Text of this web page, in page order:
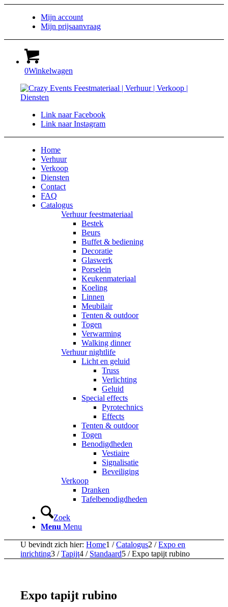
Mijn account
Mijn prijsaanvraag
0Winkelwagen
Link naar Facebook
Link naar Instagram
Home
Verhuur
Verkoop
Diensten
Contact
FAQ
Catalogus
Verhuur feestmateriaal
Bestek
Beurs
Buffet & bediening
Decoratie
Glaswerk
Porselein
Keukenmateriaal
Koeling
Linnen
Meubilair
Tenten & outdoor
Togen
Verwarming
Walking dinner
Verhuur nightlife
Licht en geluid
Truss
Verlichting
Geluid
Special effects
Pyrotechnics
Effects
Tenten & outdoor
Togen
Benodigdheden
Vestiaire
Signalisatie
Beveiliging
Verkoop
Dranken
Tafelbenodigdheden
Zoek
Menu Menu
U bevindt zich hier: Home1 / Catalogus2 / Expo en
inrichting3 / Tapijt4 / Standaard5 / Expo tapijt rubino
Expo tapijt rubino